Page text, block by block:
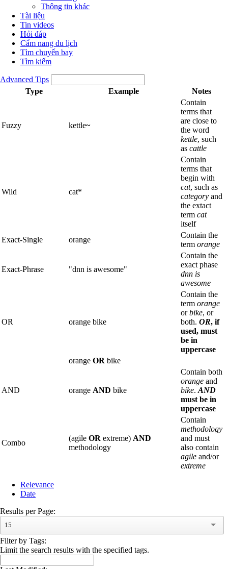
Thông tin khác
Tài liệu
Tin videos
Hỏi đáp
Cẩm nang du lịch
Tìm chuyến bay
Tìm kiếm
Advanced Tips
Type
Example Notes
Fuzzy kettle~
Contain
terms that
are close to
the word
kettle, such
as cattle
Wild cat*
Contain
terms that
begin with
cat, such as
category and
the extact
term cat
itself
Exact-Single
orange
Contain the
term orange
Exact-Phrase "dnn is awesome"
Contain the
exact phase
dnn is
awesome
OR orange bike
Contain the
term orange
orbike, or
both. OR, if
used, must
be in
uppercase
orange OR bike
AND orange AND bike
Contain both
orange and
bike. AND
must be in
uppercase
Combo
(agile OR extreme) AND
methodology
Contain
methodology
and must
also contain
agile and/or
extreme
Relevance
Date
Results per Page:
15
Filter by Tags:
Limit the search results with the specified tags.